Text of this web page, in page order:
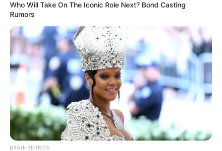
Who Will Take On The Iconic Role Next? Bond Casting
Rumors
BRAINBERRIES